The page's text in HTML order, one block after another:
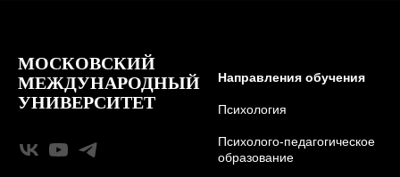
МОСКОВСКИЙ
МЕЖДУНАРОДНЫЙ
УНИВЕРСИТЕТ
Направления обучения
Психология
Психолого-педагогическое
образование